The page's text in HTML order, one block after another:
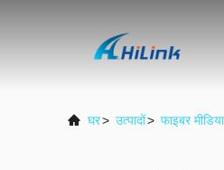
घर> उत्पादों> फाइबर